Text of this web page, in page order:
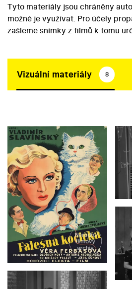
Tyto materiály jsou chráněny
možné je využívat. Pro účely
zašleme snímky z filmů k tomu
Vizuální materiály 8